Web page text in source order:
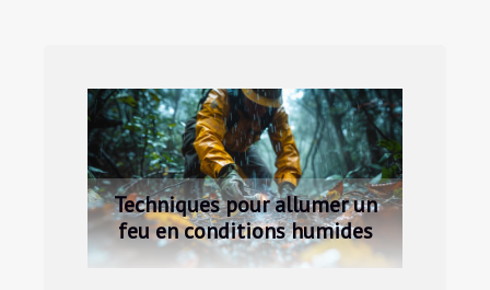
Techniques pour allumer un
feu en conditions humides